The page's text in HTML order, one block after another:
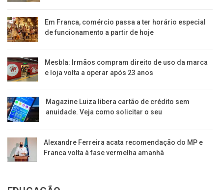
Em Franca, comércio passa a ter horário especial
de funcionamento a partir de hoje
Mesbla: Irmãos compram direito de uso da marca
e loja volta a operar após 23 anos
Magazine Luiza libera cartão de crédito sem
anuidade. Veja como solicitar o seu
Alexandre Ferreira acata recomendação do MP e
Franca volta à fase vermelha amanhã